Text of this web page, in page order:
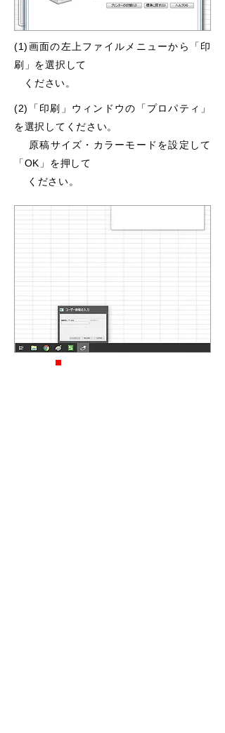
(1)画面の左上ファイルメニューから「印
刷」を選択して
ください。
(2)「印刷」ウィンドウの「プロパティ」
を選択して ください。
原稿サイズ・カラーモードを設定して
「OK」 を押して
ください。